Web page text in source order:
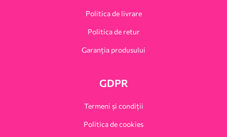
Politica de livrare
Politica de retur
Garanția produsului
GDPR
Termeni și condiții
Politica de cookies